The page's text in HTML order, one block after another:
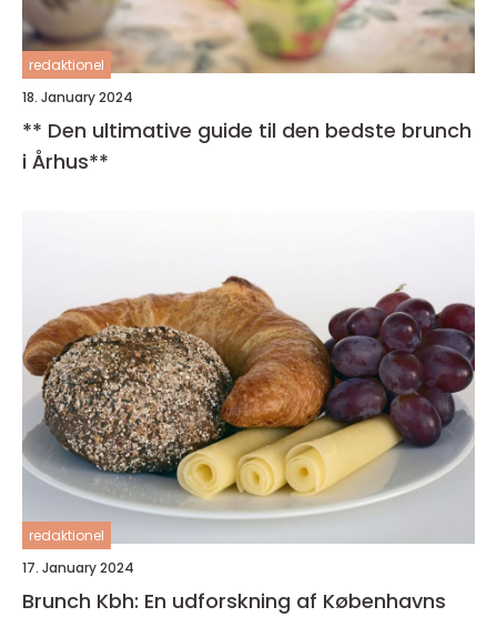
redaktionel
18. January 2024
** Den ultimative guide til den bedste brunch
i Århus**
redaktionel
17. January 2024
Brunch Kbh: En udforskning af Københavns